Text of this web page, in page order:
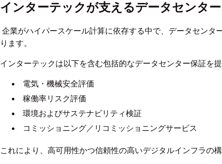
インターテックが支えるデータセンタ
企業がハイパースケール計算に依存する中で、データセンタ
ります。
インターテックは以下を含む包括的なデータセンター保証を
電気・機械安全評価
稼働率リスク評価
環境およびサステナビリティ検証
コミッショニング／リコミッショニングサービス
これにより、高可用性かつ信頼性の高いデジタルインフラの